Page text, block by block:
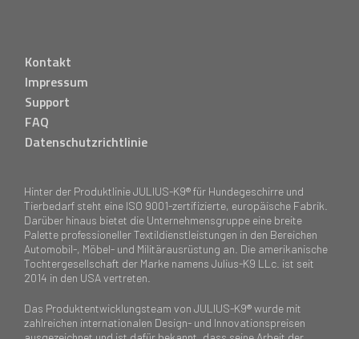
Kontakt
Impressum
Support
FAQ
Datenschutzrichtlinie
Hinter der Produktlinie JULIUS-K9® für Hundegeschirre und
Tierbedarf steht eine ISO 9001-zertifizierte, europäische Fabrik.
Darüber hinaus bietet die Unternehmensgruppe eine breite
Palette professioneller Textildienstleistungen in den Bereichen
Automobil-, Möbel- und Militärausrüstung an. Die amerikanische
Tochtergesellschaft der Marke namens Julius-K9 LLc. ist seit
2014 in den USA vertreten.
Das Produktentwicklungsteam von JULIUS-K9® wurde mit
zahlreichen internationalen Design- und Innovationspreisen